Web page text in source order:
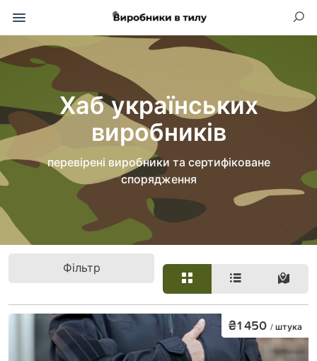
Хаб українських
виробників
перевірені виробники та сертифіковане
спорядження
Фільтр
₴1 450 / штука